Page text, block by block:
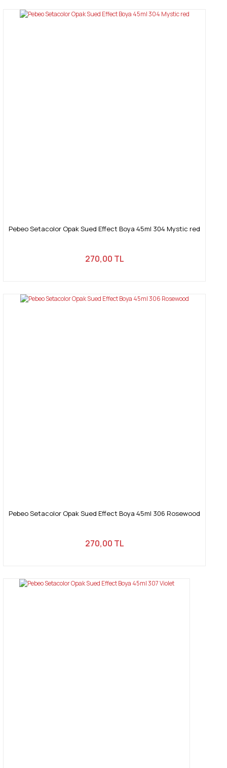
Pebeo Setacolor Opak Sued Effect Boya 45ml 304 Mystic red
270,00 TL
Pebeo Setacolor Opak Sued Effect Boya 45ml 306 Rosewood
270,00 TL